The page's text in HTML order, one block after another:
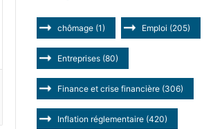
chômage (1) Emploi (205)
Entreprises (80)
Finance et crise financière (306)
Inflation réglementaire (420)